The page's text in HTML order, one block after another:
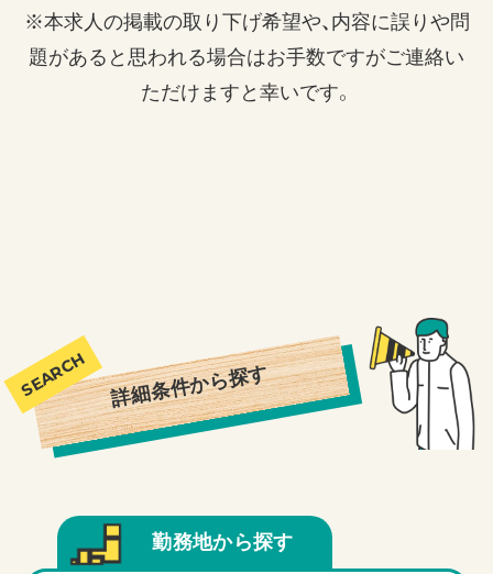
※本求人の掲載の取り下げ希望や、内容に誤りや問
題があると思われる場合はお手数ですがご連絡い
ただけますと幸いです。
詳細条件から探す
勤務地から探す